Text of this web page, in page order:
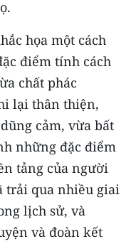
họa một cách
điểm tính cách
chất phác
lại thân thiện,
cảm, vừa bất
những đặc điểm
tảng của người
trải qua nhiều giai
lịch sử, và
và đoàn kết